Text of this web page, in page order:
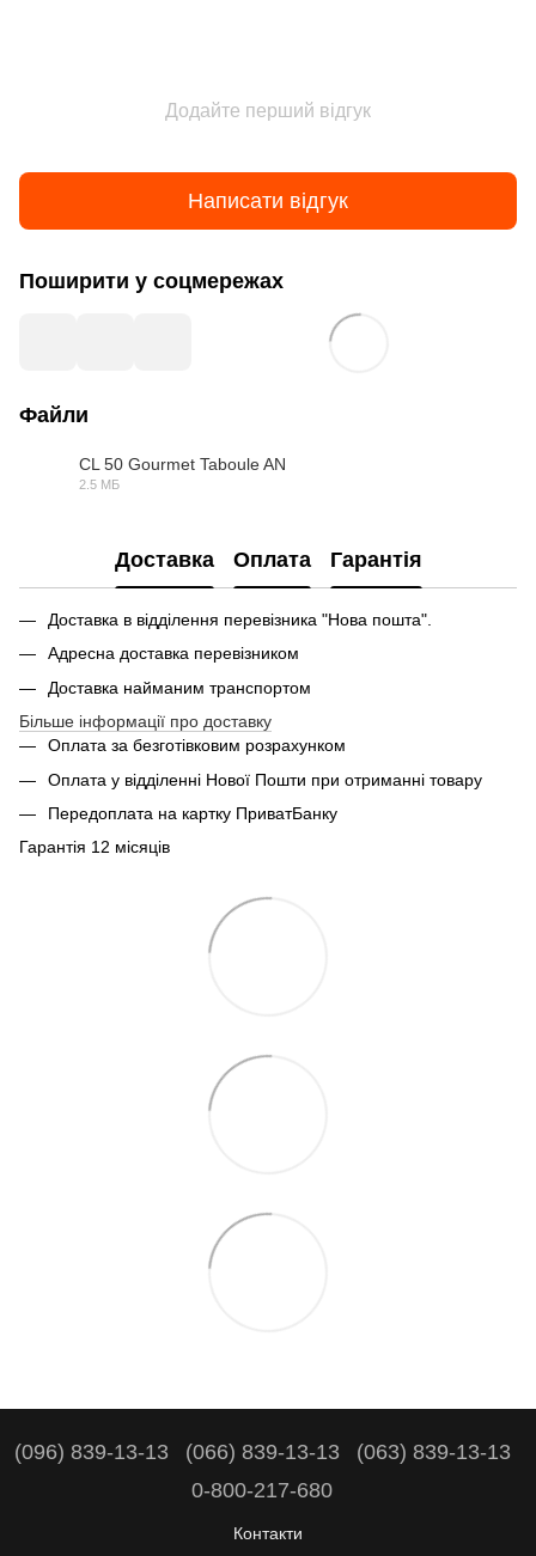
Додайте перший відгук
Написати відгук
Поширити у соцмережах
Файли
CL 50 Gourmet Taboule AN
2.5 МБ
Доставка Оплата Гарантія
Доставка в відділення перевізника "Нова пошта".
Адресна доставка перевізником
Доставка найманим транспортом
Більше інформації про доставку
Оплата за безготівковим розрахунком
Оплата у відділенні Нової Пошти при отриманні товару
Передоплата на картку ПриватБанку
Гарантія 12 місяців
(096) 839-13-13 (066) 839-13-13
(063) 839-13-13
0-800-217-680
Контакти